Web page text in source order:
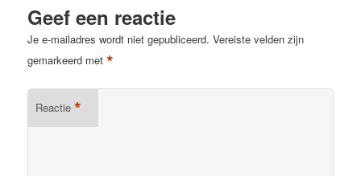
Geef een reactie
Je e-mailadres wordt niet gepubliceerd. Vereiste velden zijn
gemarkeerd met*
Reactie *